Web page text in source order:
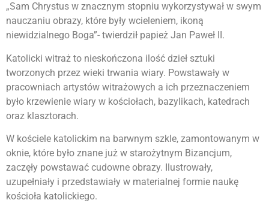
„Sam Chrystus w znacznym stopniu wykorzystywał w swym
nauczaniu obrazy, które były wcieleniem, ikoną
niewidzialnego Boga”- twierdził papież Jan Paweł II.
Katolicki witraż to nieskończona ilość dzieł sztuki
tworzonych przez wieki trwania wiary. Powstawały w
pracowniach artystów witrażowych a ich przeznaczeniem
było krzewienie wiary w kościołach, bazylikach, katedrach
oraz klasztorach.
W kościele katolickim na barwnym szkle, zamontowanym w
oknie, które było znane już w starożytnym Bizancjum,
zaczęły powstawać cudowne obrazy. Ilustrowały,
uzupełniały i przedstawiały w materialnej formie naukę
kościoła katolickiego.